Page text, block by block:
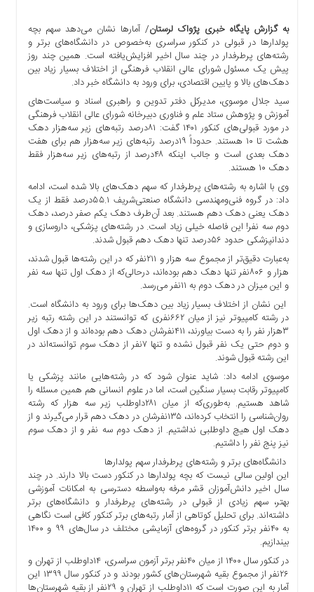
علمی
آموزشی
دسترسی
سریع
ارتباط
برگه
نمونه
تعرفه
درباره
اخبار
سایت
ارتباط
برگه
نمونه
تعرفه
درباره
چند
رسانه
ارتباط
برگه
نمونه
به گزارش پایگاه خبری پژواک لرستان/ آمارها نشان می‌دهد سهم بچه
پولدارها در قبولی در کنکور سراسری به‌خصوص در دانشگاه‌های برتر و
رشته‌های پرطرفدار در چند سال اخیر افزایش‌یافته است. همین چند روز
پیش یک مسئول شورای عالی انقلاب فرهنگی از اختلاف بسیار زیاد بین
دهک‌های بالا و پایین اقتصادی، برای ورود به دانشگاه خبر داد.
سید جلال موسوی، مدیرکل دفتر تدوین و راهبری اسناد و سیاست‌های
آموزش و پژوهش ستاد علم و فناوری دبیرخانه شورای عالی انقلاب فرهنگی
در مورد قبولی‌های کنکور ۱۴۰۱ گفت: ۸۱درصد رتبه‌های زیر سه‌هزار دهک
هشت تا ۱۰ هستند. حدوداً ۱۹درصد رتبه‌های زیر سه‌هزار هم برای هفت
دهک بعدی است و جالب اینکه ۴۸درصد از رتبه‌های زیر سه‌هزار فقط
دهک ۱۰ هستند.
وی با اشاره به رشته‌های پرطرفدار که سهم دهک‌های بالا شده است، ادامه
داد: در گروه فنی‌ومهندسی دانشگاه صنعتی‌شریف ۵۵.۱درصد فقط از یک
دهک یعنی دهک دهم هستند. بعد آن‌طرف دهک یکم صفر درصد، دهک
دوم سه نفر! این فاصله خیلی زیاد است. در رشته‌های پزشکی، داروسازی و
دندانپزشکی حدود ۵۶درصد تنها دهک دهم قبول شدند.
به‌عبارت دقیق‌تر از مجموع سه هزار و ۲۱۱نفر که در این رشته‌ها قبول شدند،
هزار و ۸۰۶نفر تنها دهک دهم بوده‌اند، درحالی‌که از دهک اول تنها سه نفر
و این میزان در دهک دوم به ۱۱نفر می‌رسد.
این نشان از اختلاف بسیار زیاد بین دهک‌ها برای ورود به دانشگاه است.
در رشته کامپیوتر نیز از میان ۶۶۲نفری که توانستند در این رشته رتبه زیر
۳هزار نفر را به دست بیاورند، ۴۱۱نفرشان دهک دهم بوده‌اند و از دهک اول
و دوم حتی یک نفر قبول نشده‌ و تنها ۷نفر از دهک سوم توانسته‌اند در
این رشته قبول شوند.
موسوی ادامه داد: شاید عنوان شود که در رشته‌هایی مانند پزشکی یا
کامپیوتر رقابت بسیار سنگین است، اما در علوم انسانی هم همین مسئله را
شاهد هستیم. به‌طوری‌که از میان ۲۸۱داوطلب زیر سه هزار که رشته
روان‌شناسی را انتخاب کرده‌اند، ۱۳۵نفرشان در دهک دهم قرار می‌گیرند و از
دهک اول هیچ داوطلبی نداشتیم. از دهک دوم سه نفر و از دهک سوم
نیز پنج نفر را داشتیم.
دانشگاه‌های برتر و رشته‌های پرطرفدار سهم پولدارها
این اولین سالی نیست که بچه پولدارها در کنکور دست بالا دارند. در چند
سال اخیر دانش‌آموزان قشر مرفه به‌واسطه دسترسی به امکانات آموزشی
بهتر، سهم زیادی از قبولی در رشته‌های پرطرفدار و دانشگاه‌های برتر
داشته‌اند. برای تحلیل کوتاهی از آمار رتبه‌های برتر کنکور کافی است نگاهی
به ۴۰نفر برتر کنکور در گروه‌‌های آزمایشی مختلف در سال‌های ۹۹ و ۱۴۰۰
بیندازیم.
در کنکور سال ۱۴۰۰ از میان ۴۰نفر برتر آزمون سراسری، ۱۴داوطلب از تهران و
۲۶نفر از مجموع بقیه شهرستان‌های کشور بودند و در کنکور سال ۱۳۹۹ این
آمار به این صورت است که ۱۱داوطلب از تهران و ۲۹نفر از بقیه شهرستان‌ها